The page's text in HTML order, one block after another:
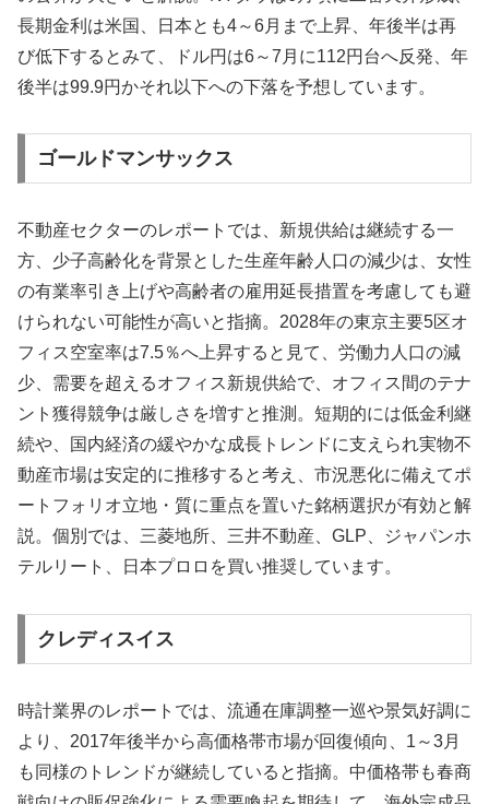
長期金利は米国、日本とも4～6月まで上昇、年後半は再
び低下するとみて、ドル円は6～7月に112円台へ反発、年
後半は99.9円かそれ以下への下落を予想しています。
ゴールドマンサックス
不動産セクターのレポートでは、新規供給は継続する一
方、少子高齢化を背景とした生産年齢人口の減少は、女性
の有業率引き上げや高齢者の雇用延長措置を考慮しても避
けられない可能性が高いと指摘。2028年の東京主要5区オ
フィス空室率は7.5％へ上昇すると見て、労働力人口の減
少、需要を超えるオフィス新規供給で、オフィス間のテナ
ント獲得競争は厳しさを増すと推測。短期的には低金利継
続や、国内経済の緩やかな成長トレンドに支えられ実物不
動産市場は安定的に推移すると考え、市況悪化に備えてポ
ートフォリオ立地・質に重点を置いた銘柄選択が有効と解
説。個別では、三菱地所、三井不動産、GLP、ジャパンホ
テルリート、日本プロロを買い推奨しています。
クレディスイス
時計業界のレポートでは、流通在庫調整一巡や景気好調に
より、2017年後半から高価格帯市場が回復傾向、1～3月
も同様のトレンドが継続していると指摘。中価格帯も春商